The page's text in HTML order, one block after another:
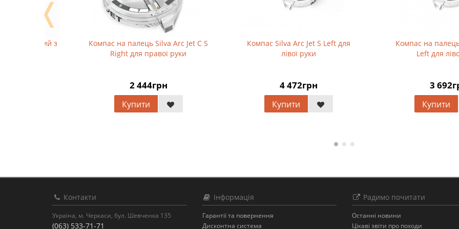
Компас на палець Silva Arc Jet C S
Right для правої руки
2 444грн
Компас Silva Arc Jet S Left для
4 472грн
Компас на палець Silva Arc
Left для лівої руки
3 692грн
❬
Контакти
Україна, м. Черкаси, бул. Шевченка 135
(063) 533-71-71
Інформація
Гарантії та повернення
Дисконтна система
Радимо почитати
Останнi новини
Цікаві звіти про походи